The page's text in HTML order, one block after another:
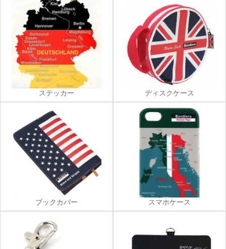
ステッカー ディスクケース
ブックカバー スマホケース